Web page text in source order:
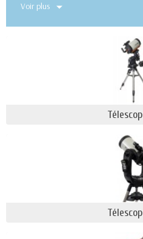
C’est aujourd‘hui l’une des
appréciées des
s’imposer au cours des
60 ans) comme un leader
aux innovations techniques
Celestron distribue à ce
gamme dans le monde
de l’astronomie avec ses
jumelles astronomiques,
microscopie ou de
avec ses différentes
jumelles sportives, …etc.
Les instruments coup de
Voir plus